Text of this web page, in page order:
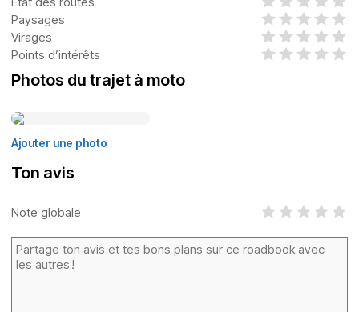
Paysages
Virages
Points d’intérêts
Photos du trajet à moto
Ajouter une photo
Ton avis
Note globale